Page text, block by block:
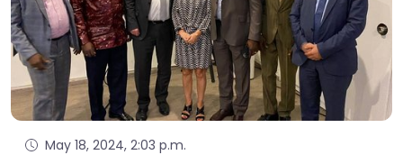
May 18, 2024, 2:03 p.m.